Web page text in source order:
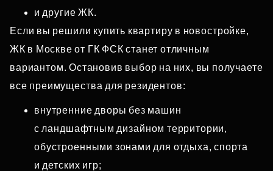
и другие ЖК.
Если вы решили купить квартиру в новостройке,
ЖК в Москве от ГК ФСК станет отличным
вариантом. Остановив выбор на них, вы получаете
все преимущества для резидентов:
внутренние дворы без машин
с ландшафтным дизайном территории,
обустроенными зонами для отдыха, спорта
и детских игр;